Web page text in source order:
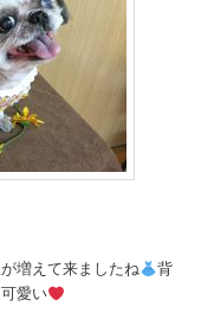
増えて来ましたね
背
愛い